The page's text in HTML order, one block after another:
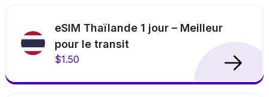
eSIM Thaïlande 1 jour – Meilleur
pour le transit
$1.50